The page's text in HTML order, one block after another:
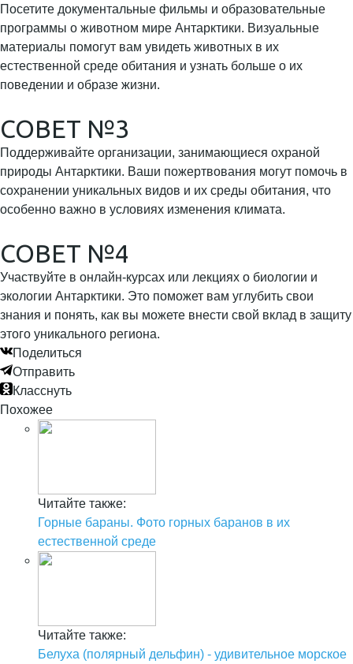
Посетите документальные фильмы и образовательные
программы о животном мире Антарктики. Визуальные
материалы помогут вам увидеть животных в их
естественной среде обитания и узнать больше о их
поведении и образе жизни.
СОВЕТ №3
Поддерживайте организации, занимающиеся охраной
природы Антарктики. Ваши пожертвования могут помочь в
сохранении уникальных видов и их среды обитания, что
особенно важно в условиях изменения климата.
СОВЕТ №4
Участвуйте в онлайн-курсах или лекциях о биологии и
экологии Антарктики. Это поможет вам углубить свои
знания и понять, как вы можете внести свой вклад в защиту
этого уникального региона.
Поделиться
Отправить
Класснуть
Похожее
Читайте также:
Горные бараны. Фото горных баранов в их
естественной среде
Читайте также:
Белуха (полярный дельфин) - удивительное морское